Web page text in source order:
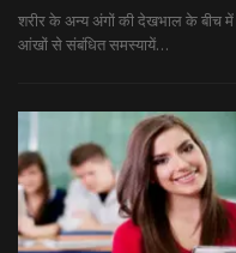
शरीर के अन्‍य अंगों की देखभाल के बीच
आंखों से संबंधित समस्‍यायें…